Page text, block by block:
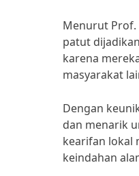
Menurut Prof.
patut
karena
masyarakat
Dengan
dan menarik
kearifan lokal
keindahan